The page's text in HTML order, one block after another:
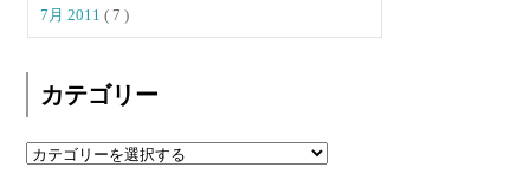
7月 2011( 7 )
カテゴリー